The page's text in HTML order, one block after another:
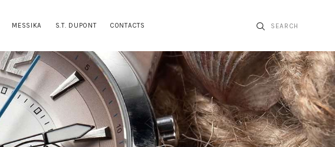
MESSIKA S.T. DUPONT CONTACTS